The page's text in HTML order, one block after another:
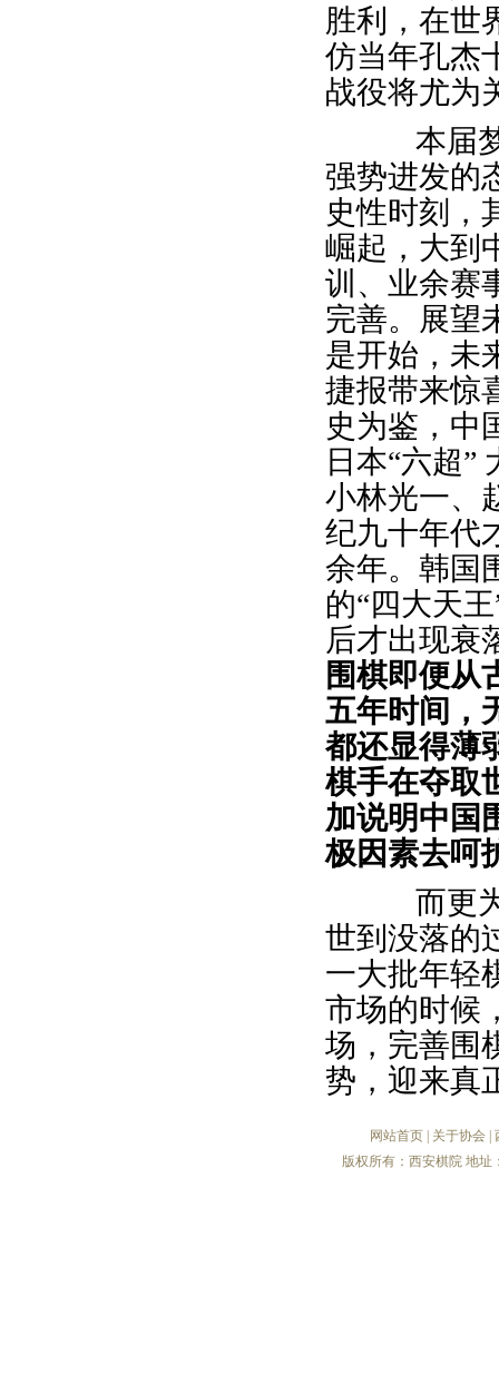
胜利，在世
仿当年孔杰
战役将尤为
本届梦
强势进发的
史性时刻，
崛起，大到
训、业余赛
完善。展望
是开始，未
捷报带来惊
史为鉴，中
日本“六超”
小林光一、
纪九十年代
余年。韩国
的“四大天
后才出现衰
围棋即便从
五年时间，
都还显得薄
棋手在夺取
加说明中国
极因素去呵
而更为
世到没落的
一大批年轻
市场的时候
场，完善围
势，迎来真
网站首页 关于协会
版权所有：西安棋院 地址